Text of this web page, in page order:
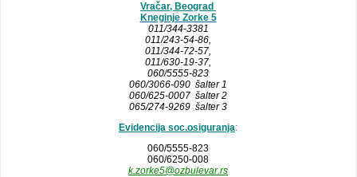
Vračar, Beograd
Kneginje Zorke 5
011/344-3381
011/243-54-86,
011/344-72-57,
011/630-19-37,
060/5555-823
060/3066-090 šalter 1
060/625-0007 šalter 2
065/274-9269 šalter 3
Evidencija soc.osiguranja:
060/5555-823
060/6250-008
k.zorke5@ozbulevar.rs